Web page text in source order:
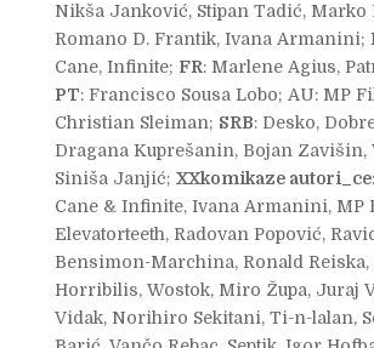
Nikša Janković, Stipan Tadić, Marko
Romano D. Frantik, Ivana Armanini;
Cane, Infinite; FR: Marlene Agius,
PT: Francisco Sousa Lobo; AU: MP
Christian Sleiman; SRB: Desko,
Dragana Kuprešanin, Bojan Zavišin,
Siniša Janjić; XXkomikaze autori_ce
Cane & Infinite, Ivana Armanini, MP
Elevatorteeth, Radovan Popović,
Bensimon-Marchina, Ronald Reiska,
Horribilis, Wostok, Miro Župa, Juraj
Vidak, Norihiro Sekitani, Ti-n-lalan,